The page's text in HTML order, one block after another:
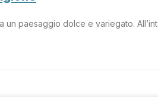
paesaggio dolce e variegato.